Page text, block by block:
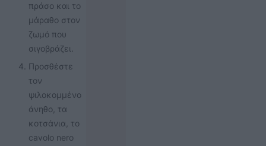
πράσο και το
μάραθο στον
ζωμό που
σιγοβράζει.
Προσθέστε
τον
ψιλοκομμένο
άνηθο, τα
κοτσάνια, το
cavolo nero